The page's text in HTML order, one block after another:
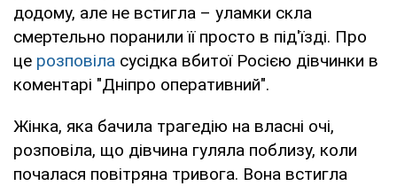
додому, але не встигла – уламки скла
смертельно поранили її просто в під'їзді. Про
це розповіла сусідка вбитої Росією дівчинки в
коментарі "Дніпро оперативний".
Жінка, яка бачила трагедію на власні очі,
розповіла, що дівчина гуляла поблизу, коли
почалася повітряна тривога. Вона встигла